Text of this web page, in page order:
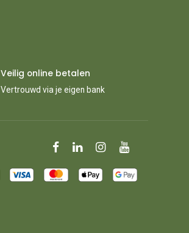
Veilig online betalen
Vertrouwd via je eigen bank